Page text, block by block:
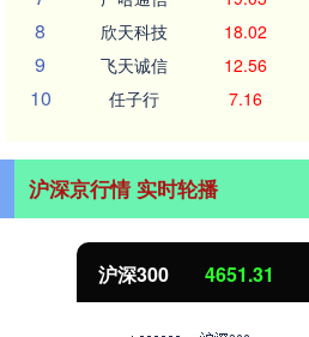
8 欣天科技 18.02
9 飞天诚信 12.56
10 任子行 7.16
沪深京行情 实时轮播
沪深300 4651.31